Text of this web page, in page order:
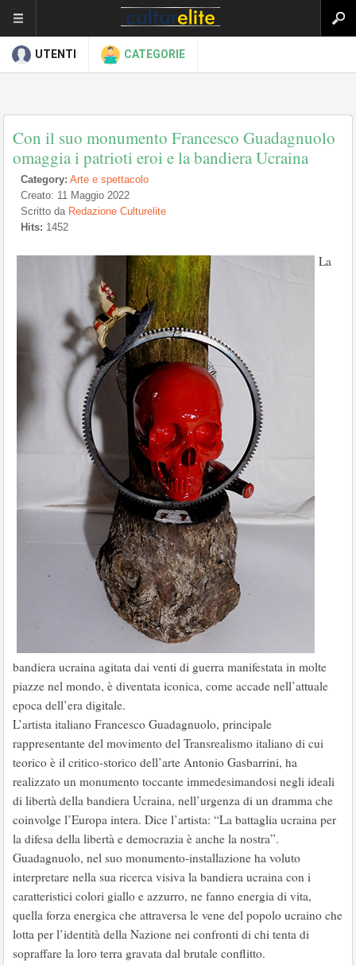
UTENTI CATEGORIE
Con il suo monumento Francesco Guadagnuolo
omaggia i patrioti eroi e la bandiera Ucraina
Category: Arte e spettacolo
Creato: 11 Maggio 2022
Scritto da Redazione Culturelite
Hits: 1452
La
bandiera ucraina agitata dai venti di guerra manifestata in molte
piazze nel mondo, è diventata iconica, come accade nell’attuale
epoca dell’era digitale.
L’artista italiano Francesco Guadagnuolo, principale
rappresentante del movimento del Transrealismo italiano di cui
teorico è il critico-storico dell’arte Antonio Gasbarrini, ha
realizzato un monumento toccante immedesimandosi negli ideali
di libertà della bandiera Ucraina, nell’urgenza di un dramma che
coinvolge l’Europa intera. Dice l’artista: “La battaglia ucraina per
la difesa della libertà e democrazia è anche la nostra”.
Guadagnuolo, nel suo monumento-installazione ha voluto
interpretare nella sua ricerca visiva la bandiera ucraina con i
caratteristici colori giallo e azzurro, ne fanno energia di vita,
quella forza energica che attraversa le vene del popolo ucraino che
lotta per l’identità della Nazione nei confronti di chi tenta di
sopraffare la loro terra gravata dal brutale conflitto.